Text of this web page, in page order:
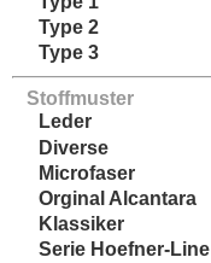
Type 2
Type 3
Stoffmuster
Leder
Diverse
Microfaser
Orginal Alcantara
Klassiker
Serie Hoefner-Line